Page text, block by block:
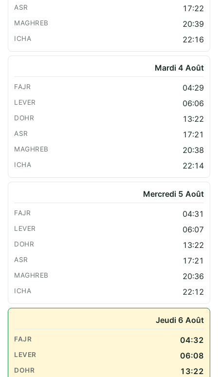
17:22
20:39
22:16
Mardi 4 Août
04:29
06:06
13:22
17:21
20:38
22:14
Mercredi 5 Août
04:31
06:07
13:22
17:21
20:36
22:12
Jeudi 6 Août
04:32
06:08
13:22